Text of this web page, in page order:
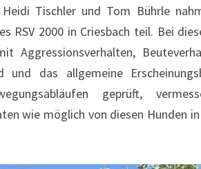
Tischler und Tom Bührle
RSV 2000 in Criesbach teil. Bei
Aggressionsverhalten,
das allgemeine
geprüft,
wie möglich von diesen Hunden